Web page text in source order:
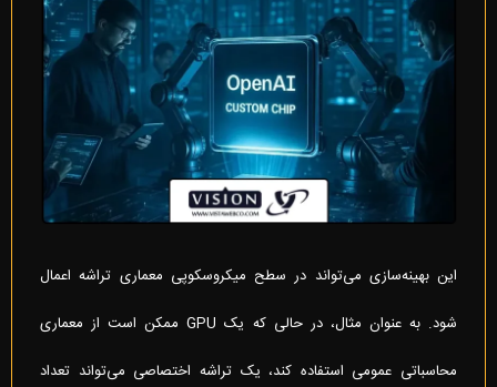
این بهینه‌سازی می‌تواند در سطح میکروسکوپی معماری تراشه اعمال
شود. به عنوان مثال، در حالی که یک GPU ممکن است از معماری
محاسباتی عمومی استفاده کند، یک تراشه اختصاصی می‌تواند تعداد